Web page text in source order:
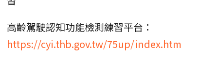
高齡駕駛認知功能檢測練習平台：
https://cyi.thb.gov.tw/75up/index.htm